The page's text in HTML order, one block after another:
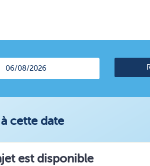
cette date
est disponible